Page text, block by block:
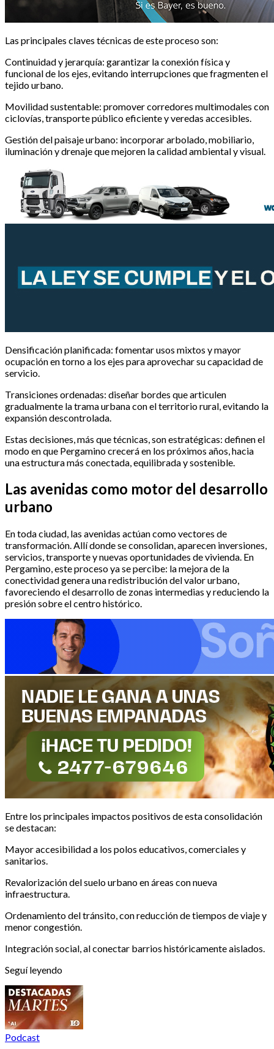
Las principales claves técnicas de este proceso son:
Continuidad y jerarquía: garantizar la conexión física y
funcional de los ejes, evitando interrupciones que fragmenten el
tejido urbano.
Movilidad sustentable: promover corredores multimodales con
ciclovías, transporte público eficiente y veredas accesibles.
Gestión del paisaje urbano: incorporar arbolado, mobiliario,
iluminación y drenaje que mejoren la calidad ambiental y visual.
Densificación planificada: fomentar usos mixtos y mayor
ocupación en torno a los ejes para aprovechar su capacidad de
servicio.
Transiciones ordenadas: diseñar bordes que articulen
gradualmente la trama urbana con el territorio rural, evitando la
expansión descontrolada.
Estas decisiones, más que técnicas, son estratégicas: definen el
modo en que Pergamino crecerá en los próximos años, hacia
una estructura más conectada, equilibrada y sostenible.
Las avenidas como motor del desarrollo
urbano
En toda ciudad, las avenidas actúan como vectores de
transformación. Allí donde se consolidan, aparecen inversiones,
servicios, transporte y nuevas oportunidades de vivienda. En
Pergamino, este proceso ya se percibe: la mejora de la
conectividad genera una redistribución del valor urbano,
favoreciendo el desarrollo de zonas intermedias y reduciendo la
presión sobre el centro histórico.
Entre los principales impactos positivos de esta consolidación
se destacan:
Mayor accesibilidad a los polos educativos, comerciales y
sanitarios.
Revalorización del suelo urbano en áreas con nueva
infraestructura.
Ordenamiento del tránsito, con reducción de tiempos de viaje y
menor congestión.
Integración social, al conectar barrios históricamente aislados.
Seguí leyendo
Podcast